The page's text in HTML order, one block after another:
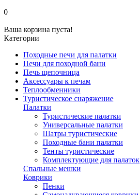
0
Ваша корзина пуста!
Категории
Походные печи для палатки
Печи для походной бани
Печь щепочница
Аксессуары к печам
Теплообменники
Туристическое снаряжение
Палатки
Туристические палатки
Универсальные палатки
Шатры туристические
Походные бани палатки
Тенты туристические
Комплектующие для палаток
Спальные мешки
Коврики
Пенки